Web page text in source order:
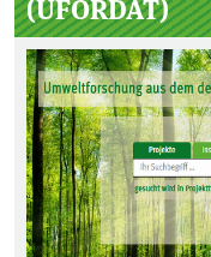
(UFORDAT)